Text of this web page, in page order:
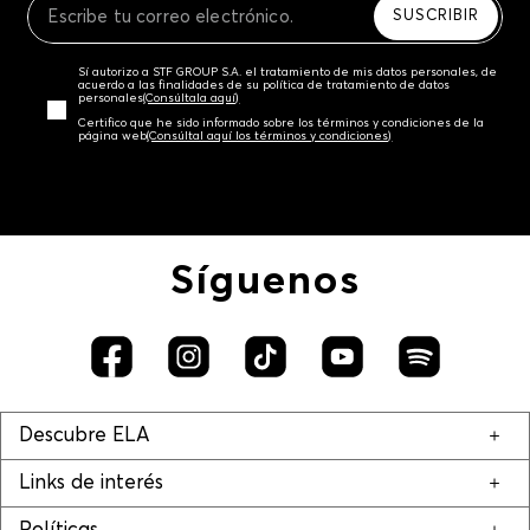
SUSCRIBIR
Sí autorizo a STF GROUP S.A. el tratamiento de mis datos personales, de
acuerdo a las finalidades de su política de tratamiento de datos
personales‎(Consúltala aquí)
Certifico que he sido informado sobre los términos y condiciones de la
página web‎(Consúltal aquí los términos y condiciones)
Síguenos
Descubre ELA
Links de interés